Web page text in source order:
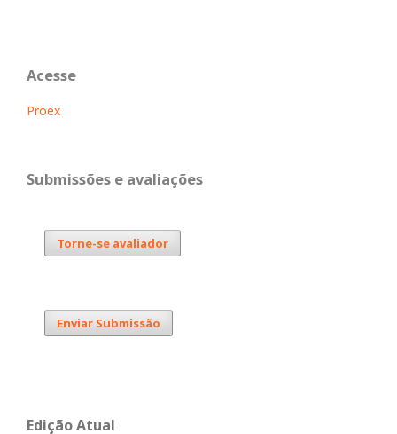
Acesse
Proex
Submissões e avaliações
Torne-se avaliador
Enviar Submissão
Edição Atual